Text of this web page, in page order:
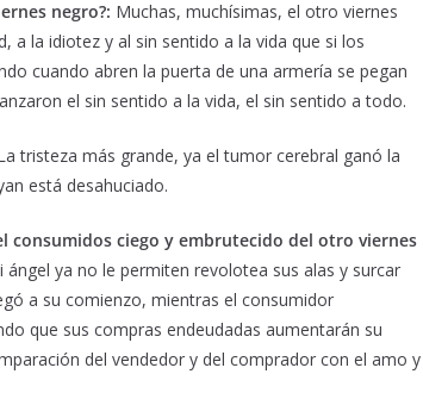
negro?: Muchas, muchísimas, el otro viernes
a la idiotez y al sin sentido a la vida que si los
cuando abren la puerta de una armería se pegan
el sin sentido a la vida, el sin sentido a todo.
tristeza más grande, ya el tumor cerebral ganó la
está desahuciado.
consumidos ciego y embrutecido del otro viernes
ya no le permiten revolotea sus alas y surcar
a su comienzo, mientras el consumidor
que sus compras endeudadas aumentarán su
del vendedor y del comprador con el amo y